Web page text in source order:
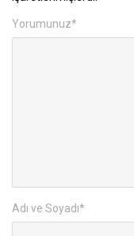
Yorumunuz*
Adı ve Soyadı*